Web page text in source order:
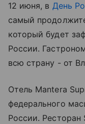
12 июня, в День
самый
который будет
России.
всю страну - от
Отель Mantera
федерального
России. Ресторан